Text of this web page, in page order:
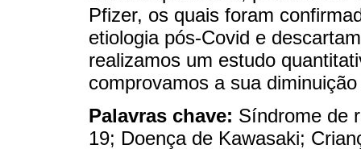
Pfizer, os quais foram
etiologia pós-Covid e
realizamos um estudo
comprovamos a sua
Palavras chave: Síndrome de
19; Doença de Kawasaki;